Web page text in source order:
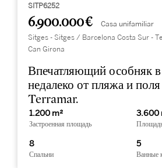
SITP6252
6.900.000 € Casa unifamiliar
Sitges - Sitges / Barcelona Costa Sur -
Can Girona
Впечатляющий особняк
недалеко от пляжа и
Terramar.
1.200 m²
Застроенная площадь
3.600
8
Спальни
5
Ванные